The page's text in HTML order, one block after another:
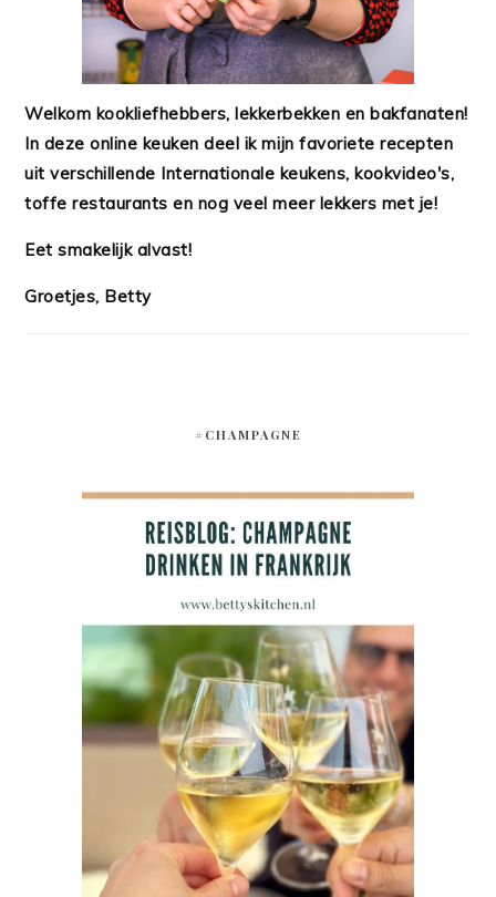
Welkom kookliefhebbers, lekkerbekken en bakfanaten!
In deze online keuken deel ik mijn favoriete recepten
uit verschillende Internationale keukens, kookvideo's,
toffe restaurants en nog veel meer lekkers met je!
Eet smakelijk alvast!
Groetjes, Betty
#CHAMPAGNE